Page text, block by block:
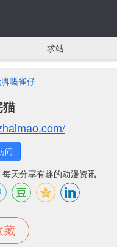
求站
嘅雀仔
问
天分享有趣的动漫资讯
藏